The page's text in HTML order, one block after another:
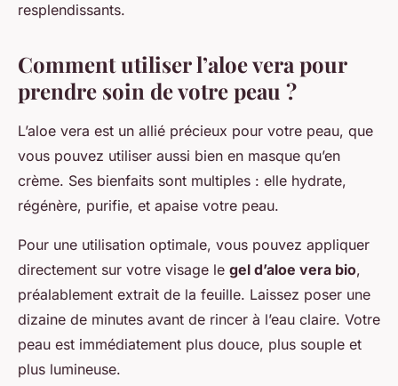
resplendissants.
Comment utiliser l’aloe vera pour
prendre soin de votre peau ?
L’aloe vera est un allié précieux pour votre peau, que
vous pouvez utiliser aussi bien en masque qu’en
crème. Ses bienfaits sont multiples : elle hydrate,
régénère, purifie, et apaise votre peau.
Pour une utilisation optimale, vous pouvez appliquer
directement sur votre visage le gel d’aloe vera bio,
préalablement extrait de la feuille. Laissez poser une
dizaine de minutes avant de rincer à l’eau claire. Votre
peau est immédiatement plus douce, plus souple et
plus lumineuse.